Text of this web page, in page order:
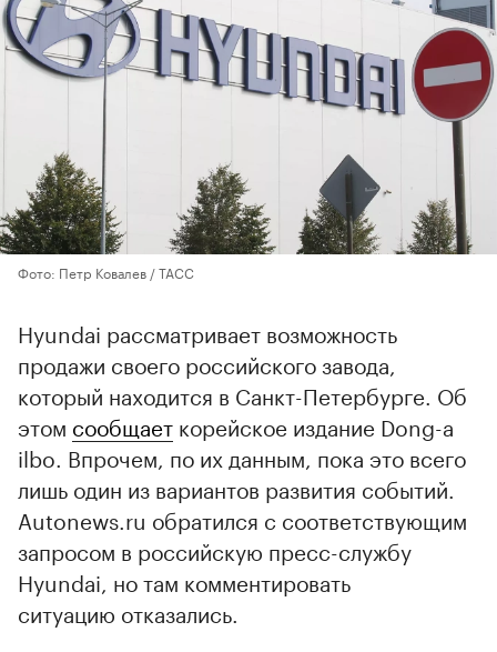
Фото: Петр Ковалев / ТАСС
Hyundai рассматривает возможность
продажи своего российского завода,
который находится в Санкт-Петербурге. Об
этом сообщает корейское издание Dong-a
ilbo. Впрочем, по их данным, пока это всего
лишь один из вариантов развития событий.
Autonews.ru обратился с соответствующим
запросом в российскую пресс-службу
Hyundai, но там комментировать
ситуацию отказались.